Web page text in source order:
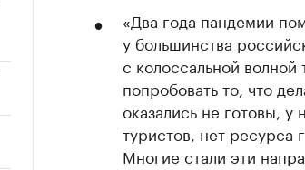
«Два года пандемии
у большинства
с колоссальной
попробовать то, что
оказались не готовы,
туристов, нет ресурса
Многие стали эти